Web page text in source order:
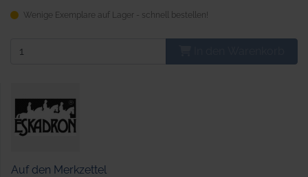
Wenige Exemplare auf Lager - schnell bestellen!
Auf den Merkzettel